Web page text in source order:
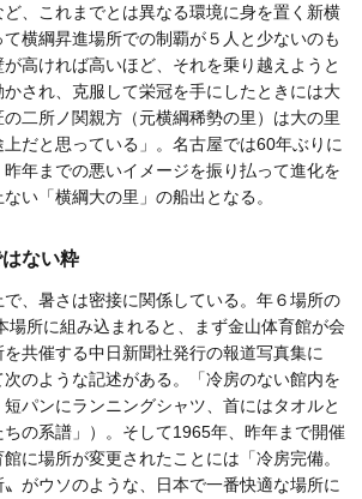
、これまでとは異なる環境に身を置く新横
横綱昇進場所での制覇が５人と少ないのも
高ければ高いほど、それを乗り越えようと
され、克服して栄冠を手にしたときには大
二所ノ関親方（元横綱稀勢の里）は大の里
だと思っている」。名古屋では60年ぶりに
年までの悪いイメージを振り払って進化を
い「横綱大の里」の船出となる。
ない粋
、暑さは密接に関係している。年６場所の
場所に組み込まれると、まず金山体育館が会
共催する中日新聞社発行の報道写真集に
のような記述がある。「冷房のない館内を
パンにランニングシャツ、首にはタオルと
の系譜」）。そして1965年、昨年まで開催
に場所が変更されたことには「冷房完備。
がウソのような、日本で一番快適な場所に